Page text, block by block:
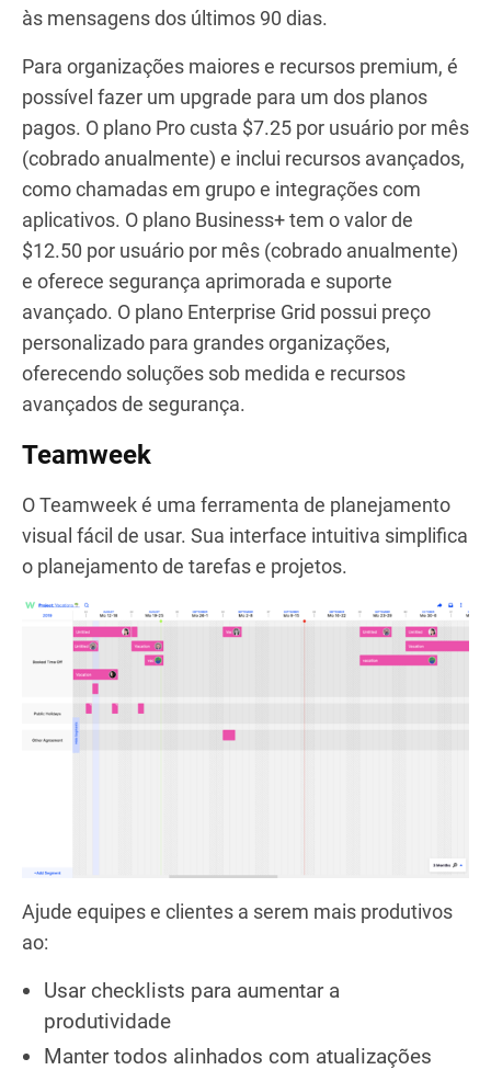
às mensagens dos últimos 90 dias.
Para organizações maiores e recursos premium, é
possível fazer um upgrade para um dos planos
pagos. O plano Pro custa $7.25 por usuário por mês
(cobrado anualmente) e inclui recursos avançados,
como chamadas em grupo e integrações com
aplicativos. O plano Business+ tem o valor de
$12.50 por usuário por mês (cobrado anualmente)
e oferece segurança aprimorada e suporte
avançado. O plano Enterprise Grid possui preço
personalizado para grandes organizações,
oferecendo soluções sob medida e recursos
avançados de segurança.
Teamweek
O Teamweek é uma ferramenta de planejamento
visual fácil de usar. Sua interface intuitiva simplifica
o planejamento de tarefas e projetos.
Ajude equipes e clientes a serem mais produtivos
ao:
Usar checklists para aumentar a
produtividade
Manter todos alinhados com atualizações